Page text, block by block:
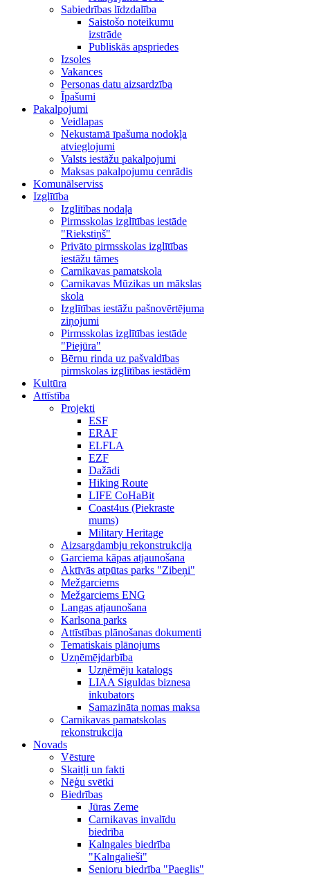
Sabiedrības līdzdalība
Saistošo noteikumu
izstrāde
Publiskās apspriedes
Izsoles
Vakances
Personas datu aizsardzība
Īpašumi
Pakalpojumi
Veidlapas
Nekustamā īpašuma nodokļa
atvieglojumi
Valsts iestāžu pakalpojumi
Maksas pakalpojumu cenrādis
Komunālserviss
Izglītība
Izglītības nodaļa
Pirmsskolas izglītības iestāde
"Riekstiņš"
Privāto pirmsskolas izglītības
iestāžu tāmes
Carnikavas pamatskola
Carnikavas Mūzikas un mākslas
skola
Izglītības iestāžu pašnovērtējuma
ziņojumi
Pirmsskolas izglītības iestāde
"Piejūra"
Bērnu rinda uz pašvaldības
pirmskolas izglītības iestādēm
Kultūra
Attīstība
Projekti
ESF
ERAF
ELFLA
EZF
Dažādi
Hiking Route
LIFE CoHaBit
Coast4us (Piekraste
mums)
Military Heritage
Aizsargdambju rekonstrukcija
Garciema kāpas atjaunošana
Aktīvās atpūtas parks "Zibeņi"
Mežgarciems
Mežgarciems ENG
Langas atjaunošana
Karlsona parks
Attīstības plānošanas dokumenti
Tematiskais plānojums
Uzņēmējdarbība
Uzņēmēju katalogs
LIAA Siguldas biznesa
inkubators
Samazināta nomas maksa
Carnikavas pamatskolas
rekonstrukcija
Novads
Vēsture
Skaitļi un fakti
Nēģu svētki
Biedrības
Jūras Zeme
Carnikavas invalīdu
biedrība
Kalngales biedrība
"Kalngalieši"
Senioru biedrība "Paeglis"